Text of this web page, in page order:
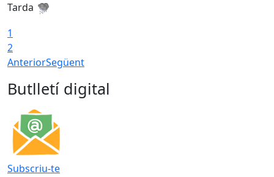
Tarda
1
2
AnteriorSegüent
Butlletí digital
Subscriu-te